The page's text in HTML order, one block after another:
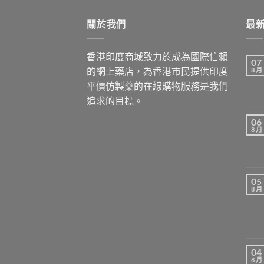
關於我們
香港印度商城致力於成為國際信賴
的網上藥店，為香港市民提供印度
平價仿製藥的在線購物服務是我們
追求的目標。
最
07
8 月
06
8 月
05
8 月
04
8 月